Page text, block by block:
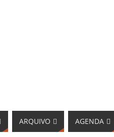
ARQUIVO AGENDA